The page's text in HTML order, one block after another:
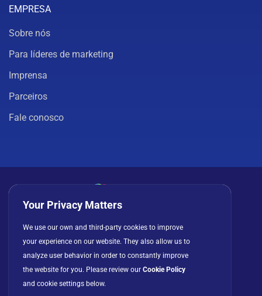
EMPRESA
Sobre nós
Para líderes de marketing
Imprensa
Parceiros
Fale conosco
Política de privacidade Cookies
Contrato de licença
Your Privacy Matters
We use our own and third-party cookies to improve
your experience on our website. They also allow us to
analyze user behavior in order to constantly improve
the website for you. Please review our Cookie Policy
and cookie settings below.